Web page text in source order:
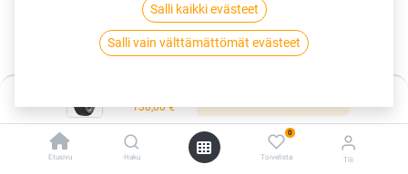
138,00€
Etusivu Haku
0
Toivelista Tili
195/50R16 88V HANKOOK VENTUS
PRIME4 K135 XL FP
138,00€/ kpl
Saatavilla
Salli kaikki evästeet
Salli vain välttämättömät evästeet